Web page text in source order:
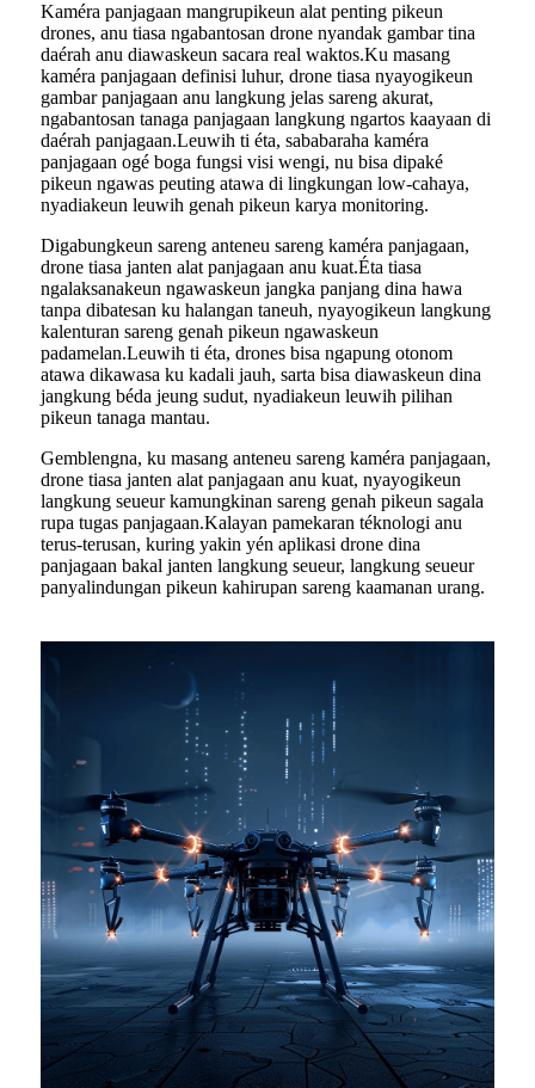
Kaméra panjagaan mangrupikeun alat penting pikeun
drones, anu tiasa ngabantosan drone nyandak gambar tina
daérah anu diawaskeun sacara real waktos.Ku masang
kaméra panjagaan definisi luhur, drone tiasa nyayogikeun
gambar panjagaan anu langkung jelas sareng akurat,
ngabantosan tanaga panjagaan langkung ngartos kaayaan di
daérah panjagaan.Leuwih ti éta, sababaraha kaméra
panjagaan ogé boga fungsi visi wengi, nu bisa dipaké
pikeun ngawas peuting atawa di lingkungan low-cahaya,
nyadiakeun leuwih genah pikeun karya monitoring.
Digabungkeun sareng anteneu sareng kaméra panjagaan,
drone tiasa janten alat panjagaan anu kuat.Éta tiasa
ngalaksanakeun ngawaskeun jangka panjang dina hawa
tanpa dibatesan ku halangan taneuh, nyayogikeun langkung
kalenturan sareng genah pikeun ngawaskeun
padamelan.Leuwih ti éta, drones bisa ngapung otonom
atawa dikawasa ku kadali jauh, sarta bisa diawaskeun dina
jangkung béda jeung sudut, nyadiakeun leuwih pilihan
pikeun tanaga mantau.
Gemblengna, ku masang anteneu sareng kaméra panjagaan,
drone tiasa janten alat panjagaan anu kuat, nyayogikeun
langkung seueur kamungkinan sareng genah pikeun sagala
rupa tugas panjagaan.Kalayan pamekaran téknologi anu
terus-terusan, kuring yakin yén aplikasi drone dina
panjagaan bakal janten langkung seueur, langkung seueur
panyalindungan pikeun kahirupan sareng kaamanan urang.